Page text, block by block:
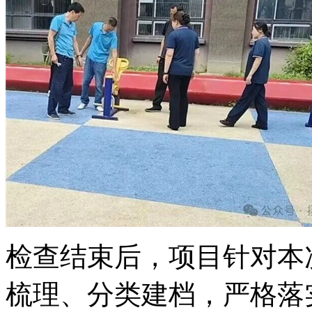
检查结束后，项目针对
梳理、分类建档，严格